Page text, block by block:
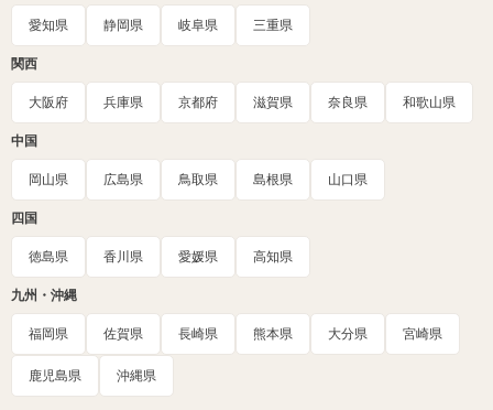
愛知県 静岡県 岐阜県 三重県
関西
大阪府 兵庫県 京都府 滋賀県 奈良県 和歌山県
中国
岡山県 広島県 鳥取県 島根県 山口県
四国
徳島県 香川県 愛媛県 高知県
九州・沖縄
福岡県 佐賀県 長崎県 熊本県 大分県 宮崎県
鹿児島県 沖縄県